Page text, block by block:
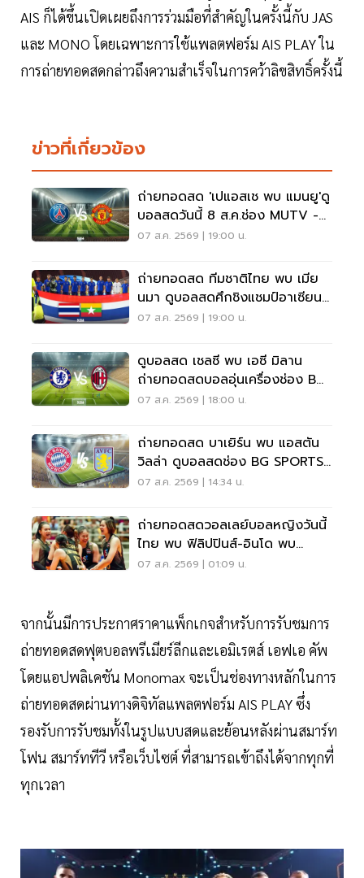
AIS ก็ได้ขึ้นเปิดเผยถึงการร่วมมือที่สำคัญในครั้งนี้กับ JAS
และ MONO โดยเฉพาะการใช้แพลตฟอร์ม AIS PLAY ใน
การถ่ายทอดสดกล่าวถึงความสำเร็จในการคว้าลิขสิทธิ์ครั้งนี้
ข่าวที่เกี่ยวข้อง
ถ่ายทอดสด 'เปแอสเช พบ แมนยู'ดู
บอลสดวันนี้ 8 ส.ค.ช่อง MUTV -
AIS PLAY
07 ส.ค. 2569 | 19:00 น.
ถ่ายทอดสด ทีมชาติไทย พบ เมีย
นมา ดูบอลสดศึกชิงแชมป์อาเซียน
เวลา 20.00 น.
07 ส.ค. 2569 | 19:00 น.
ดูบอลสด เชลซี พบ เอซี มิลาน
ถ่ายทอดสดบอลอุ่นเครื่องช่อง BG
SPORTS เวลา 19.00 น.
07 ส.ค. 2569 | 18:00 น.
ถ่ายทอดสด บาเยิร์น พบ แอสตัน
วิลล่า ดูบอลสดช่อง BG SPORTS
เวลา 19.00 น.
07 ส.ค. 2569 | 14:34 น.
ถ่ายทอดสดวอลเลย์บอลหญิงวันนี้
ไทย พบ ฟิลิปปินส์-อินโด พบ
เวียดนาม SEA V CUP 2026
07 ส.ค. 2569 | 01:09 น.
จากนั้นมีการประกาศราคาแพ็กเกจสำหรับการรับชมการ
ถ่ายทอดสดฟุตบอลพรีเมียร์ลีกและเอมิเรตส์ เอฟเอ คัพ
โดยแอปพลิเคชัน Monomax จะเป็นช่องทางหลักในการ
ถ่ายทอดสดผ่านทางดิจิทัลแพลตฟอร์ม AIS PLAY ซึ่ง
รองรับการรับชมทั้งในรูปแบบสดและย้อนหลังผ่านสมาร์ท
โฟน สมาร์ททีวี หรือเว็บไซต์ ที่สามารถเข้าถึงได้จากทุกที่
ทุกเวลา